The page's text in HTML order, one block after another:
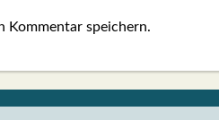
Kommentar speichern.